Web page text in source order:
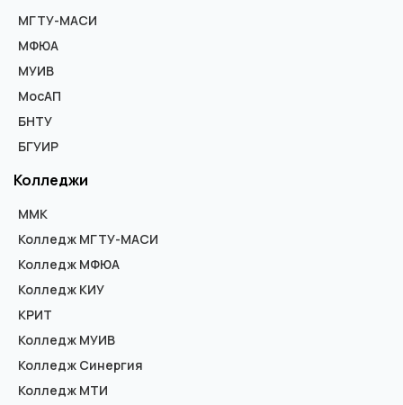
МГТУ-МАСИ
МФЮА
МУИВ
МосАП
БНТУ
БГУИР
Колледжи
ММК
Колледж МГТУ-МАСИ
Колледж МФЮА
Колледж КИУ
КРИТ
Колледж МУИВ
Колледж Синергия
Колледж МТИ